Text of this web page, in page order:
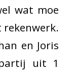
wat moe
en Joris
uit 1